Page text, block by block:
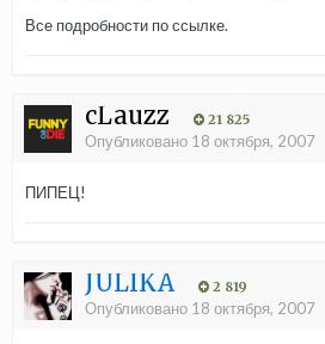
Все подробности по ссылке.
cLauzz 21 825
Опубликовано 18 октября, 2007
ПИПЕЦ!
JULIKA 2 819
Опубликовано 18 октября, 2007